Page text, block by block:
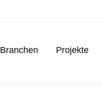
Branchen Projekte